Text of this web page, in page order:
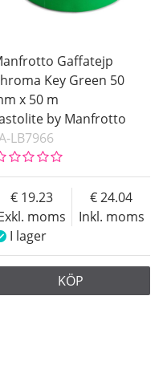
Gaffatejp
Key Green 50
x 50 m
by Manfrotto
LB7966
moms
19.23
Inkl. moms
24.04
I lager
KÖP